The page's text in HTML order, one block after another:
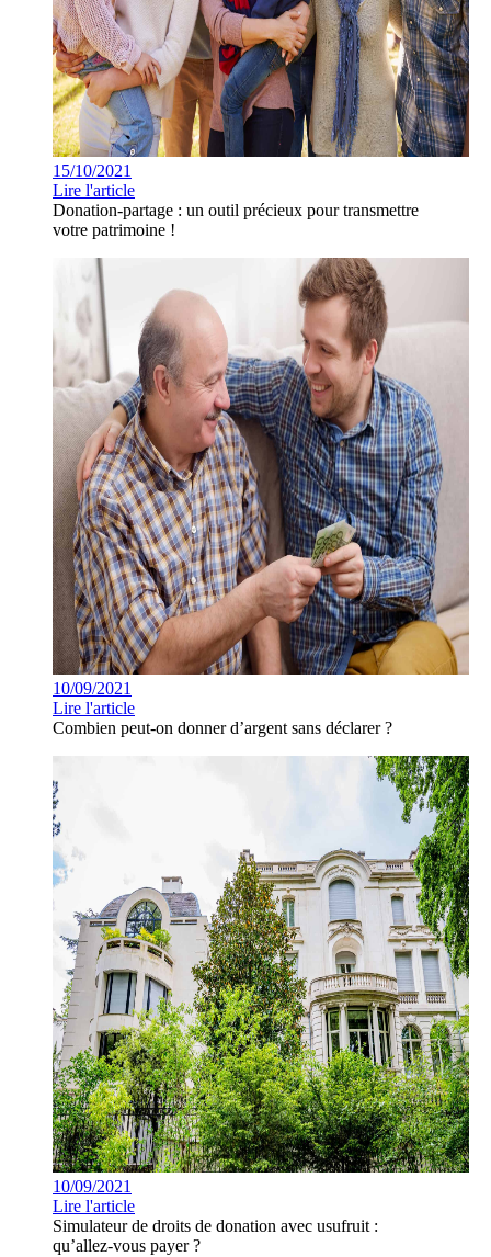
15/10/2021
Lire l'article
Donation-partage : un outil précieux pour transmettre
votre patrimoine !
10/09/2021
Lire l'article
Combien peut-on donner d’argent sans déclarer ?
10/09/2021
Lire l'article
Simulateur de droits de donation avec usufruit :
qu’allez-vous payer ?